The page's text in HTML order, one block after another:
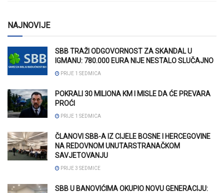
NAJNOVIJE
SBB TRAŽI ODGOVORNOST ZA SKANDAL U
IGMANU: 780.000 EURA NIJE NESTALO SLUČAJNO
PRIJE 1 SEDMICA
POKRALI 30 MILIONA KM I MISLE DA ĆE PREVARA
PROĆI
PRIJE 1 SEDMICA
ČLANOVI SBB-A IZ CIJELE BOSNE I HERCEGOVINE
NA REDOVNOM UNUTARSTRANAČKOM
SAVJETOVANJU
PRIJE 3 SEDMICE
SBB U BANOVIĆIMA OKUPIO NOVU GENERACIJU: